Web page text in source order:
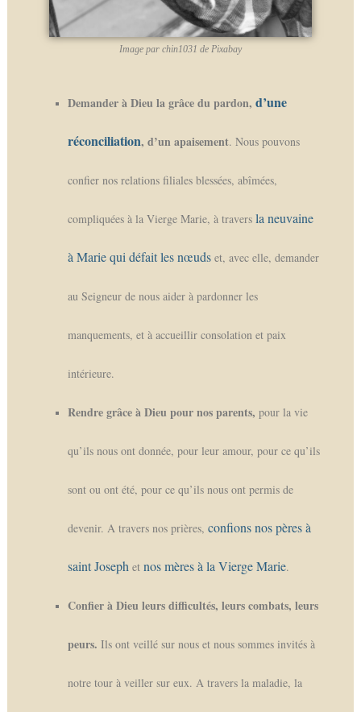
Image par chin1031 de Pixabay
Demander à Dieu la grâce du pardon, d’une
réconciliation, d’un apaisement. Nous pouvons
confier nos relations filiales blessées, abîmées,
compliquées à la Vierge Marie, à travers la neuvaine
à Marie qui défait les nœudset, avec elle, demander
au Seigneur de nous aider à pardonner les
manquements, et à accueillir consolation et paix
intérieure.
Rendre grâce à Dieu pour nos parents, pour la vie
qu’ils nous ont donnée, pour leur amour, pour ce qu’ils
sont ou ont été, pour ce qu’ils nous ont permis de
devenir. A travers nos prières, confions nos pères à
saint Josephet nos mères à la Vierge Marie.
Confier à Dieu leurs difficultés, leurs combats, leurs
peurs. Ils ont veillé sur nous et nous sommes invités à
notre tour à veiller sur eux. A travers la maladie, la